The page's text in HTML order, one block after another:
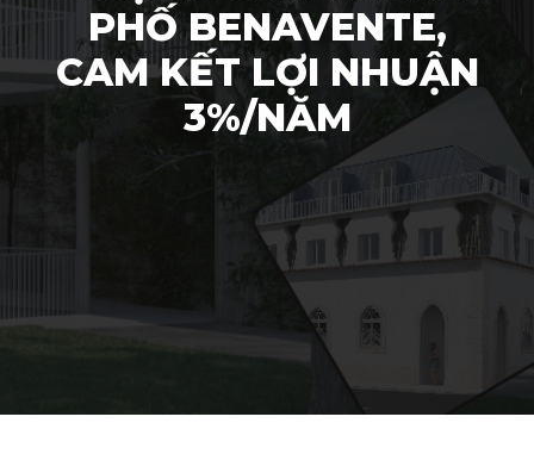
PHỐ BENAVENTE,
CAM KẾT LỢI NHUẬN
3%/NĂM